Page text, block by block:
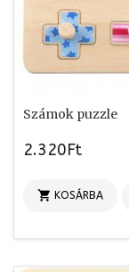
Számok puzzle
2.320Ft
 KOSÁRBA